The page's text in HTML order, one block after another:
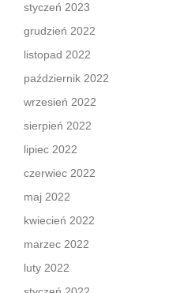
styczeń 2023
grudzień 2022
listopad 2022
październik 2022
wrzesień 2022
sierpień 2022
lipiec 2022
czerwiec 2022
maj 2022
kwiecień 2022
marzec 2022
luty 2022